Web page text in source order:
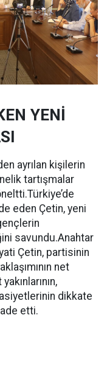
YENİ
ayrılan kişilerin
tartışmalar
eden Çetin, yeni
savundu.Anahtar
Çetin, partisinin
net
dikkate
etti.